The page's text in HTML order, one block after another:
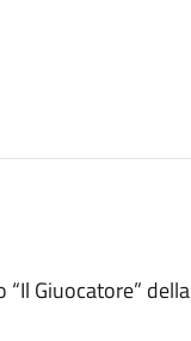
Giuocatore” della